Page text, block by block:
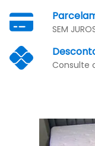
SEM
Consulte